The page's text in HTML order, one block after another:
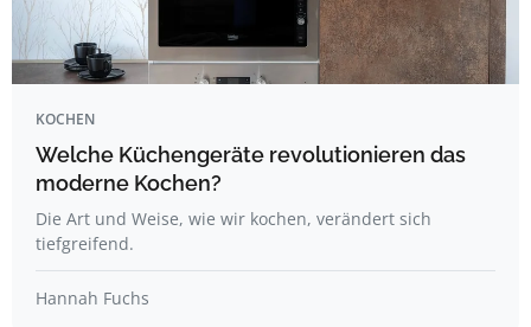
KOCHEN
Welche Küchengeräte revolutionieren das
moderne Kochen?
Die Art und Weise, wie wir kochen, verändert sich
tiefgreifend.
Hannah Fuchs